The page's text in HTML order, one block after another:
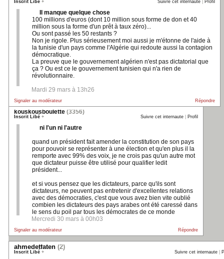
Inscrit Libé + Suivre cet internaute Profil
Il manque quelque chose
100 millions d'euros (dont 10 million sous forme de don et 40
million sous la forme d'un prêt à taux zéro)...
Ou sont passé les 50 restants ?
Non je rigole. Plus sérieusement moi aussi je m'étonne de l'aide à
la tunisie d'un pays comme l'Algérie qui redoute aussi la contagion
démocratique.
La preuve que le gouvernement algérien n'est pas dictatorial que
ça ? Ou est ce le gouvernement tunisien qui n'a rien de
révolutionnaire.
Mardi 29 mars à 13h26
Signaler au modérateur Répondre
kouskousboulette (3356)
Inscrit Libé + Suivre cet internaute Profil
ni l'un ni l'autre
quand un président fait amender la constitution de son pays
pour pouvoir se représenter à une élection et qu'en plus il la
remporte avec 99% des voix, je ne crois pas qu'un autre mot
que dictateur puisse être utilisé pour qualifier ledit
président...
et si vous pensez que les dictateurs, parce qu'ils sont
dictateurs, ne peuvent pas entretenir d'excellentes relations
avec des démocraties, c'est que vous avez bien vite oublié
combien les dictateurs des pays arabes ont été caressé dans
le sens du poil par tous les démocrates de ce monde
Mercredi 30 mars à 00h03
Signaler au modérateur Répondre
ahmedetfaten (2)
Inscrit Libé + Suivre cet internaute